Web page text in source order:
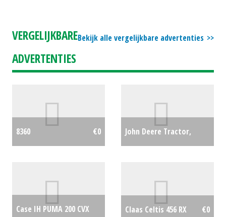
Bekijk alle vergelijkbare advertenties
VERGELIJKBARE
ADVERTENTIES
8360 €0
John Deere Tractor,
Case IH PUMA 200 CVX
Claas Celtis 456 RX €0